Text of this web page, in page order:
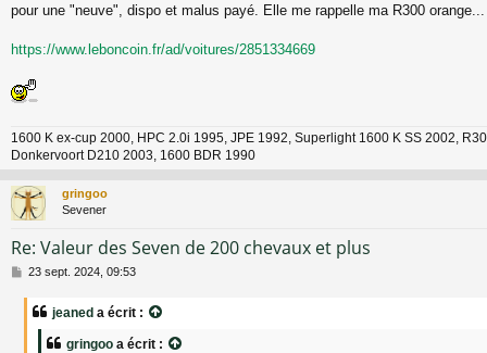
pour une "neuve", dispo et malus payé. Elle me rappelle ma R300 orange...
https://www.leboncoin.fr/ad/voitures/2851334669
1600 K ex-cup 2000, HPC 2.0i 1995, JPE 1992, Superlight 1600 K SS 2002,
Donkervoort D210 2003, 1600 BDR 1990
gringoo
Sevener
Re: Valeur des Seven de 200 chevaux et plus
M
23 sept. 2024, 09:53
jeaned a écrit :
gringoo a écrit :